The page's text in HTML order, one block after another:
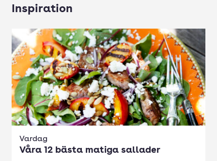
Inspiration
Vardag
Våra 12 bästa matiga sallader